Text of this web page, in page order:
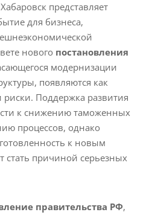
представляет
для бизнеса,
нового постановления
модернизации
появляются как
риски. Поддержка развития
к снижению таможенных
процессов, однако
к новым
стать причиной серьезных
правительства РФ,